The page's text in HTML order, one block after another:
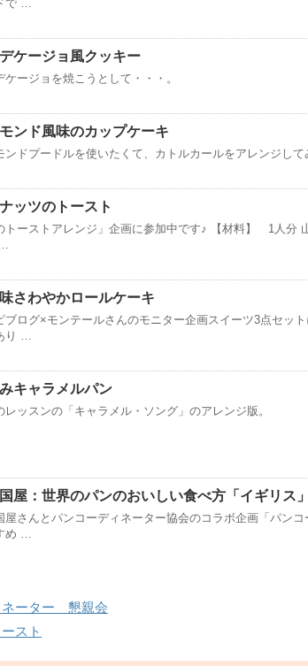
で …
ケージョ風クッキー
ケージョを焼こうとして・・・。
ンド風味のカップケーキ
ンドプードルを使いたくて、カトルカールをアレンジして
ッツのトースト
トーストアレンジ」企画に参加中です♪ 【材料】 1人分
さわやかロールケーキ
ブログ×モンテールさんのモニター企画スイーツ3点セッ
り …
キャラメルパン
レッスンの「キャラメル・ソング」のアレンジ版。
屋：世界のパンのおいしい食べ方「イギリス
屋さんとパンコーディネーター協会のコラボ企画「パンコ
め …
ネーター 懇親会
スト